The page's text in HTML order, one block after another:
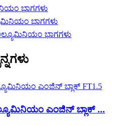
ಭಾಗಗಳು
ಭಾಗಗಳು
ಭಾಗಗಳು
ಎಂಜಿನ್ ಬ್ಲಾಕ್ ...